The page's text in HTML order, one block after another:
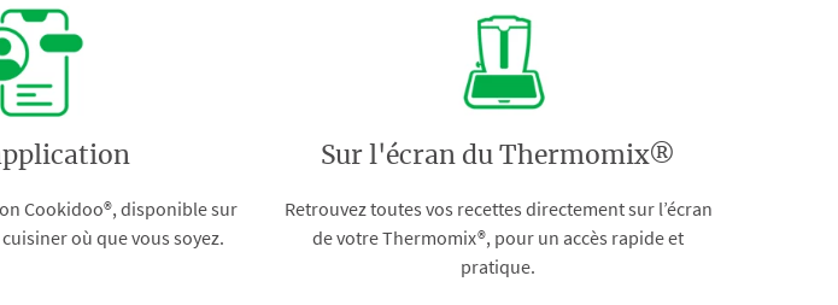
Cookidoo®, disponible sur
où que vous soyez.
Sur l'écran du Thermomix®
Retrouvez toutes vos recettes directement sur l’écran
de votre Thermomix®, pour un accès rapide et
pratique.